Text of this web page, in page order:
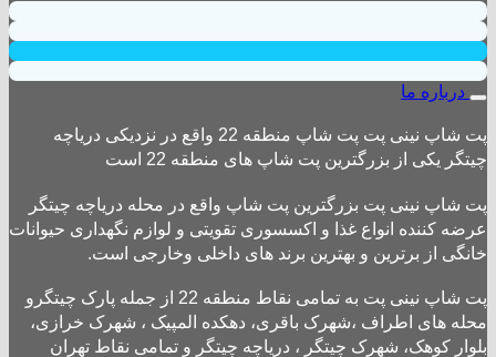
درباره ما
پت شاپ نینی پت پت شاپ منطقه 22 واقع در نزدیکی دریاچه
چیتگر یکی از بزرگترین پت شاپ های منطقه 22 است
پت شاپ نینی پت بزرگترین پت شاپ واقع در محله دریاچه چیتگر
عرضه کننده انواع غذا و اکسسوری تقویتی و لوازم نگهداری حیوانات
خانگی از برترین و بهترین برند های داخلی وخارجی است.
پت شاپ نینی پت به تمامی نقاط منطقه 22 از جمله پارک چیتگرو
محله های اطراف ،شهرک باقری، دهکده المپیک ، شهرک خرازی،
بلوار کوهک، شهرک چیتگر ، دریاچه چیتگر و تمامی نقاط تهران